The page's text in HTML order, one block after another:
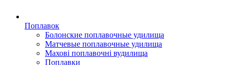
Поплавок
Болонские поплавочные удилища
Матчевые поплавочные удилища
Махові поплавочні вудилища
Поплавки